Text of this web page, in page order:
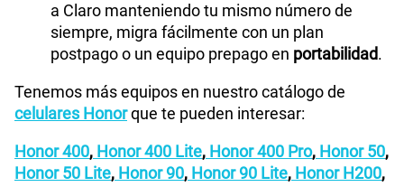
a Claro manteniendo tu mismo número de
siempre, migra fácilmente con un plan
postpago o un equipo prepago en portabilidad.
Tenemos más equipos en nuestro catálogo de
celulares Honorque te pueden interesar:
Honor 400, Honor 400 Lite, Honor 400 Pro, Honor 50,
Honor 50 Lite, Honor 90, Honor 90 Lite, Honor H200,